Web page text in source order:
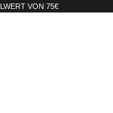
VON 75€